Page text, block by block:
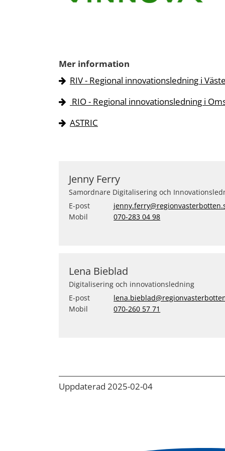
Mer information
RIV - Regional innovationsledning i
RIO - Regional innovationsledning i
ASTRIC
Jenny Ferry
Samordnare Digitalisering och
E-post
Mobil
070-283 04 98
Lena Bieblad
Digitalisering och innovationsledning
E-post
Mobil
070-260 57 71
Uppdaterad 2025-02-04